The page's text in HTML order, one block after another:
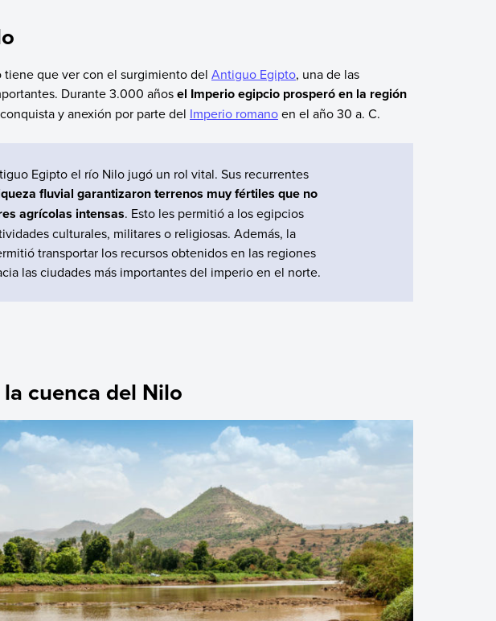
que ver con el surgimiento del Antiguo Egipto, una de las
Durante 3.000 añosel Imperio egipcio prosperó en la región
y anexión por parte del Imperio romanoen el año 30 a. C.
Egipto el río Nilo jugó un rol vital. Sus recurrentes
fluvial garantizaron terrenos muy fértiles que no
agrícolas intensas. Esto les permitió a los egipcios
culturales, militares o religiosas. Además, la
transportar los recursos obtenidos en las regiones
las ciudades más importantes del imperio en el norte.
cuenca del Nilo